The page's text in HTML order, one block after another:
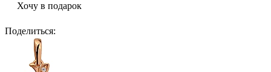
Хочу в подарок
Поделиться: